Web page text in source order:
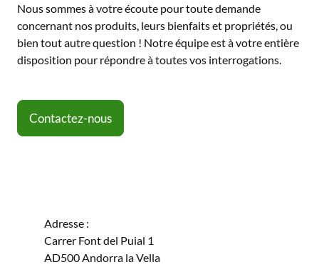
Nous sommes à votre écoute pour toute demande
concernant nos produits, leurs bienfaits et propriétés, ou
bien tout autre question ! Notre équipe est à votre entière
disposition pour répondre à toutes vos interrogations.
Contactez-nous
Adresse :
Carrer Font del Puial 1
AD500 Andorra la Vella